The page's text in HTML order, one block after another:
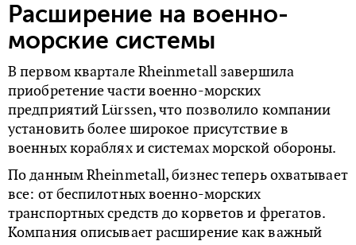
Расширение на военно-
морские системы
В первом квартале Rheinmetall завершила
приобретение части военно-морских
предприятий Lürssen, что позволило компании
установить более широкое присутствие в
военных кораблях и системах морской обороны.
По данным Rheinmetall, бизнес теперь охватывает
все: от беспилотных военно-морских
транспортных средств до корветов и фрегатов.
Компания описывает расширение как важный